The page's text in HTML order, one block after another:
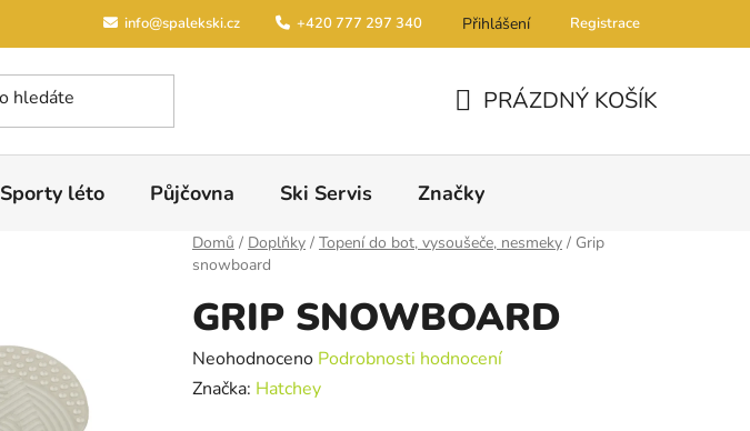
info@spalekski.cz +420 777 297 340 Přihlášení Registrace
PRÁZDNÝ KOŠÍK
Sporty léto Půjčovna Ski Servis Značky
Domů / Doplňky / Topení do bot, vysoušeče, nesmeky / Grip
snowboard
GRIP SNOWBOARD
Průměrné hodnocení produktu je 0,0 z 5 hvězdiček.
Neohodnoceno Podrobnosti hodnocení
Značka: Hatchey